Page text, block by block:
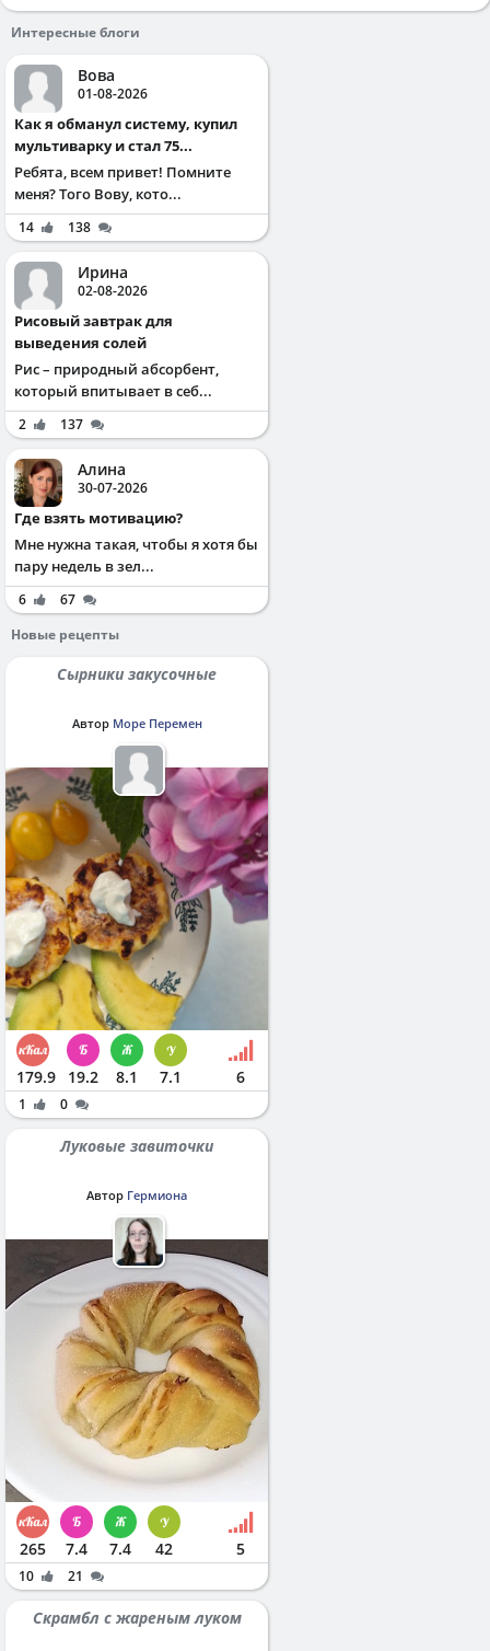
Интересные блоги
Вова
01-08-2026
Как я обманул систему, купил
мультиварку и стал 75...
Ребята, всем привет! Помните
меня? Того Вову, кото...
14 138
Ирина
02-08-2026
Рисовый завтрак для
выведения солей
Рис – природный абсорбент,
который впитывает в себ...
2 137
Алина
30-07-2026
Где взять мотивацию?
Мне нужна такая, чтобы я хотя бы
пару недель в зел...
6
67
Новые рецепты
Сырники закусочные
Автор Море Перемен
179.9 19.2 8.1 7.1 6
1 0
Луковые завиточки
Автор Гермиона
265 7.4 7.4 42 5
10 21
Скрамбл с жареным луком